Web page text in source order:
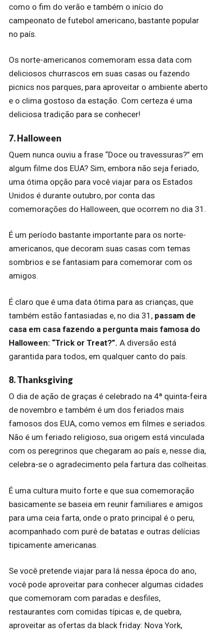
como o fim do verão e também o início do
campeonato de futebol americano, bastante popular
no país.
Os norte-americanos comemoram essa data com
deliciosos churrascos em suas casas ou fazendo
picnics nos parques, para aproveitar o ambiente aberto
e o clima gostoso da estação. Com certeza é uma
deliciosa tradição para se conhecer!
7. Halloween
Quem nunca ouviu a frase “Doce ou travessuras?” em
algum filme dos EUA? Sim, embora não seja feriado,
uma ótima opção para você viajar para os Estados
Unidos é durante outubro, por conta das
comemorações do Halloween, que ocorrem no dia 31.
É um período bastante importante para os norte-
americanos, que decoram suas casas com temas
sombrios e se fantasiam para comemorar com os
amigos.
É claro que é uma data ótima para as crianças, que
também estão fantasiadas e, no dia 31, passam de
casa em casa fazendo a pergunta mais famosa do
Halloween: “Trick or Treat?”. A diversão está
garantida para todos, em qualquer canto do país.
8. Thanksgiving
O dia de ação de graças é celebrado na 4ª quinta-feira
de novembro e também é um dos feriados mais
famosos dos EUA, como vemos em filmes e seriados.
Não é um feriado religioso, sua origem está vinculada
com os peregrinos que chegaram ao país e, nesse dia,
celebra-se o agradecimento pela fartura das colheitas.
É uma cultura muito forte e que sua comemoração
basicamente se baseia em reunir familiares e amigos
para uma ceia farta, onde o prato principal é o peru,
acompanhado com purê de batatas e outras delícias
tipicamente americanas.
Se você pretende viajar para lá nessa época do ano,
você pode aproveitar para conhecer algumas cidades
que comemoram com paradas e desfiles,
restaurantes com comidas típicas e, de quebra,
aproveitar as ofertas da black friday: Nova York,